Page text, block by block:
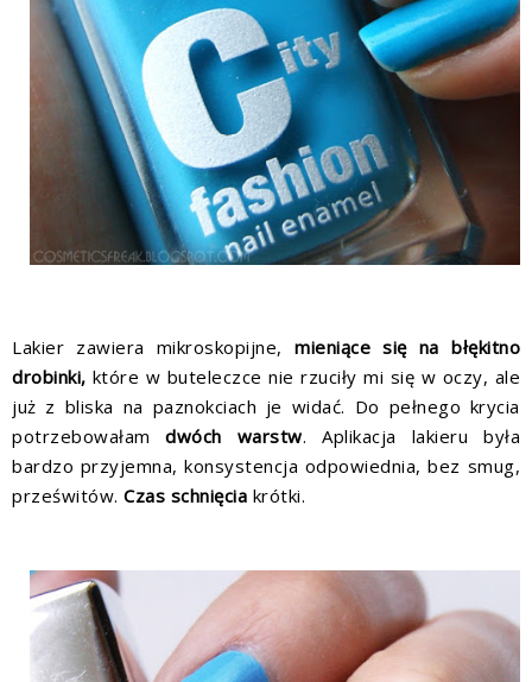
Lakier zawiera mikroskopijne, mieniące się na błękitno
drobinki, które w buteleczce nie rzuciły mi się w oczy, ale
już z bliska na paznokciach je widać. Do pełnego krycia
potrzebowałamdwóch warstw. Aplikacja lakieru była
bardzo przyjemna, konsystencja odpowiednia, bez smug,
prześwitów. Czas schnięcia krótki.